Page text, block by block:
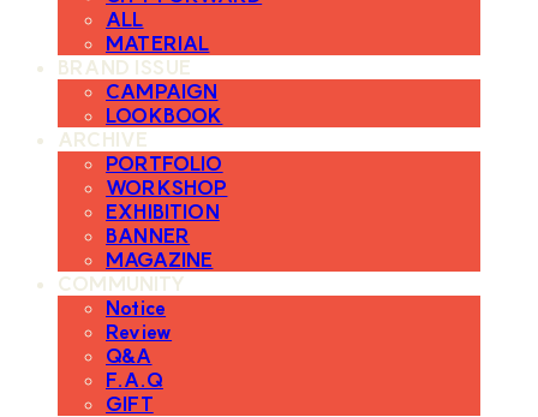
ALL
MATERIAL
BRAND ISSUE
CAMPAIGN
LOOKBOOK
ARCHIVE
PORTFOLIO
WORKSHOP
EXHIBITION
BANNER
MAGAZINE
COMMUNITY
Notice
Review
Q&A
F.A.Q
GIFT